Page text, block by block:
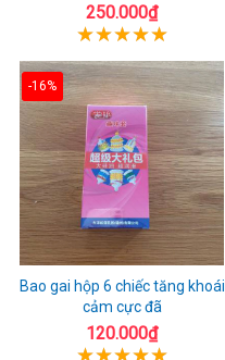
250.000₫
-16%
Bao gai hộp 6 chiếc tăng khoái
cảm cực đã
120.000₫